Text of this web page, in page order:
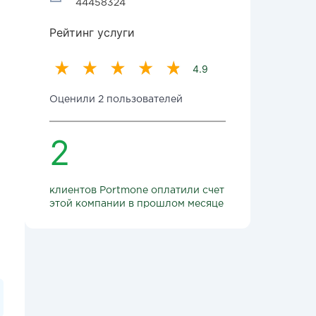
44458324
Рейтинг услуги
4.9
Оценили 2 пользователей
2
клиентов Portmone оплатили счет
этой компании в прошлом месяце